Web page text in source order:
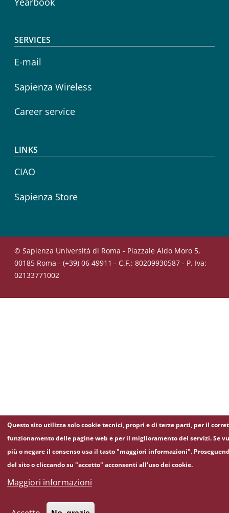
SERVICES
E-mail
Sapienza Wireless
Career service
LINKS
CIAO
Sapienza Store
© Sapienza Università di Roma - Piazzale Aldo Moro 5,
00185 Roma - (+39) 06 49911 - C.F.: 80209930587 - P. Iva:
02133771002
Questo sito utilizza solo cookie tecnici, propri e di terze parti, per il
funzionamento delle pagine web e per il miglioramento dei servizi. Se
più o negare il consenso usa il tasto "maggiori informazioni".
del sito o cliccando su "accetto" acconsenti all'uso dei cookie.
Maggiori informazioni